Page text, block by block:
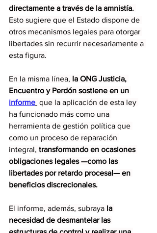
directamente a través de la amnistía.
Esto sugiere que el Estado dispone de
otros mecanismos legales para otorgar
libertades sin recurrir necesariamente a
esta figura.
En la misma línea, la ONG Justicia,
Encuentro y Perdón sostiene en un
informe que la aplicación de esta ley
ha funcionado más como una
herramienta de gestión política que
como un proceso de reparación
integral, transformando en ocasiones
obligaciones legales —como las
libertades por retardo procesal— en
beneficios discrecionales.
El informe, además, subraya la
necesidad de desmantelar las